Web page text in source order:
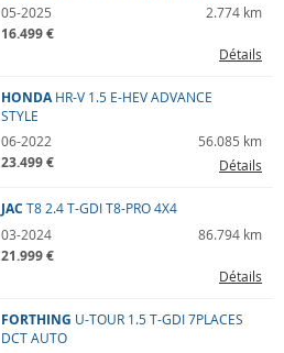
05-2025
2.774 km
16.499 €
Détails
HONDA HR-V 1.5 E-HEV ADVANCE
STYLE
06-2022
56.085 km
23.499 € Détails
JAC T8 2.4 T-GDI T8-PRO 4X4
03-2024
86.794 km
21.999 €
Détails
FORTHING U-TOUR 1.5 T-GDI 7PLACES
DCT AUTO